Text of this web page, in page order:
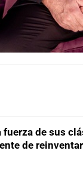
de sus
de